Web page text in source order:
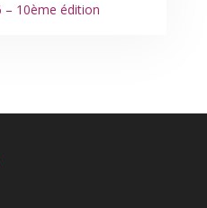
– 10ème édition